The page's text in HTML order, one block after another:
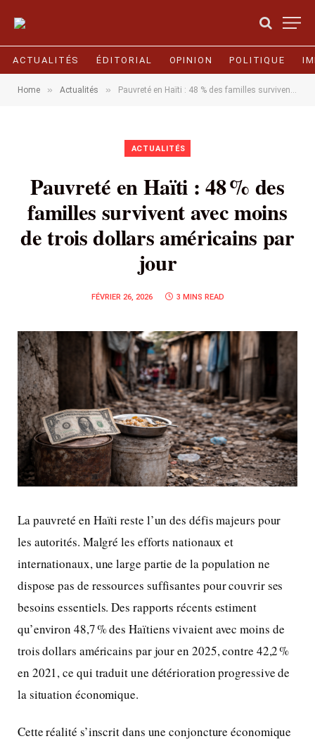
ACTUALITÉS ÉDITORIAL OPINION POLITIQUE
Home » Actualités » Pauvreté en Haïti : 48 % des familles survivent avec moins de trois dollars américains par jour
ACTUALITÉS
Pauvreté en Haïti : 48 % des
familles survivent avec moins
de trois dollars américains par
jour
FÉVRIER 26, 2026 3 MINS READ
La pauvreté en Haïti reste l’un des défis majeurs pour
les autorités. Malgré les efforts nationaux et
internationaux, une large partie de la population ne
dispose pas de ressources suffisantes pour couvrir ses
besoins essentiels. Des rapports récents estiment
qu’environ 48,7 % des Haïtiens vivaient avec moins de
trois dollars américains par jour en 2025, contre 42,2 %
en 2021, ce qui traduit une détérioration progressive de
la situation économique.
Cette réalité s’inscrit dans une conjoncture économique